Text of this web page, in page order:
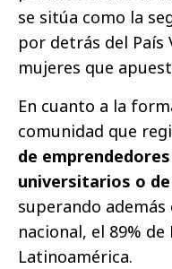
se sitúa como la
por detrás del País
mujeres que
En cuanto a la
comunidad que
de
universitarios o
superando además
nacional, el 89% de
Latinoamérica.